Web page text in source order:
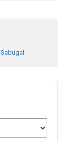
Sabugal